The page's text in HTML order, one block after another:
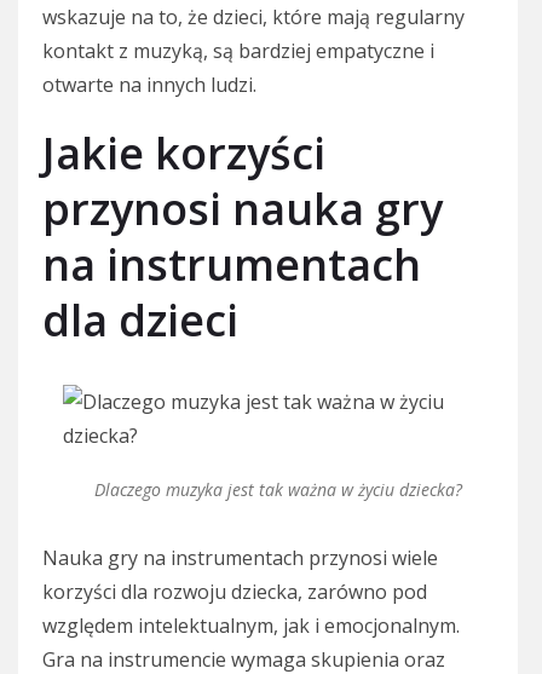
wskazuje na to, że dzieci, które mają regularny
kontakt z muzyką, są bardziej empatyczne i
otwarte na innych ludzi.
Jakie korzyści
przynosi nauka gry
na instrumentach
dla dzieci
Dlaczego muzyka jest tak ważna w życiu dziecka?
Nauka gry na instrumentach przynosi wiele
korzyści dla rozwoju dziecka, zarówno pod
względem intelektualnym, jak i emocjonalnym.
Gra na instrumencie wymaga skupienia oraz